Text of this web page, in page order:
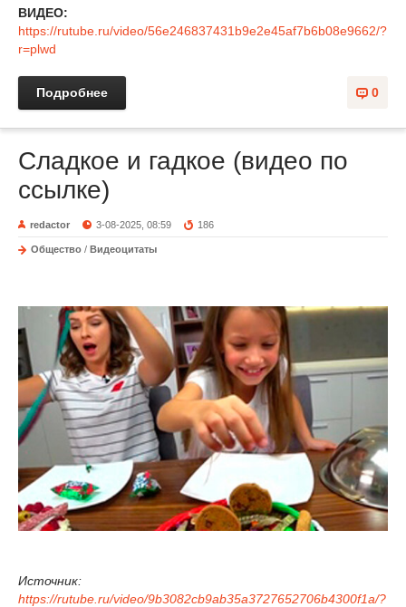
ВИДЕО:
https://rutube.ru/video/56e246837431b9e2e45af7b6b08e9662/?
r=plwd
0
Подробнее
Сладкое и гадкое (видео по
ссылке)
redactor 3-08-2025, 08:59 186
Общество / Видеоцитаты
Источник:
https://rutube.ru/video/9b3082cb9ab35a3727652706b4300f1a/?